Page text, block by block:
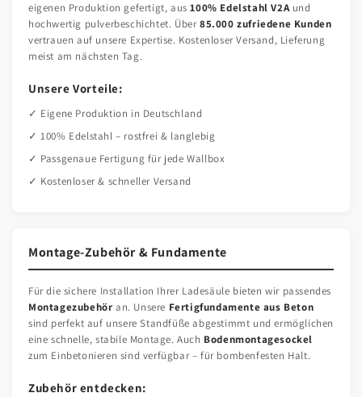
eigenen Produktion gefertigt, aus100% Edelstahl V2Aund
hochwertig pulverbeschichtet. Über85.000 zufriedene Kunden
vertrauen auf unsere Expertise. Kostenloser Versand, Lieferung
meist am nächsten Tag.
Unsere Vorteile:
✓ Eigene Produktion in Deutschland
✓ 100% Edelstahl – rostfrei & langlebig
✓ Passgenaue Fertigung für jede Wallbox
✓ Kostenloser & schneller Versand
Montage-Zubehör & Fundamente
Für die sichere Installation Ihrer Ladesäule bieten wir passendes
Montagezubehör an. Unsere Fertigfundamente aus Beton
sind perfekt auf unsere Standfüße abgestimmt und ermöglichen
eine schnelle, stabile Montage. Auch Bodenmontagesockel
zum Einbetonieren sind verfügbar – für bombenfesten Halt.
Zubehör entdecken: